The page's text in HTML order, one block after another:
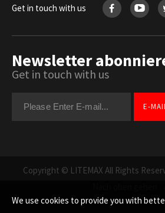
Get in touch with us
Newsletter
Get in touch with us
E-
Copyright © LITEMAX All Rights
We use cookies to provide you with